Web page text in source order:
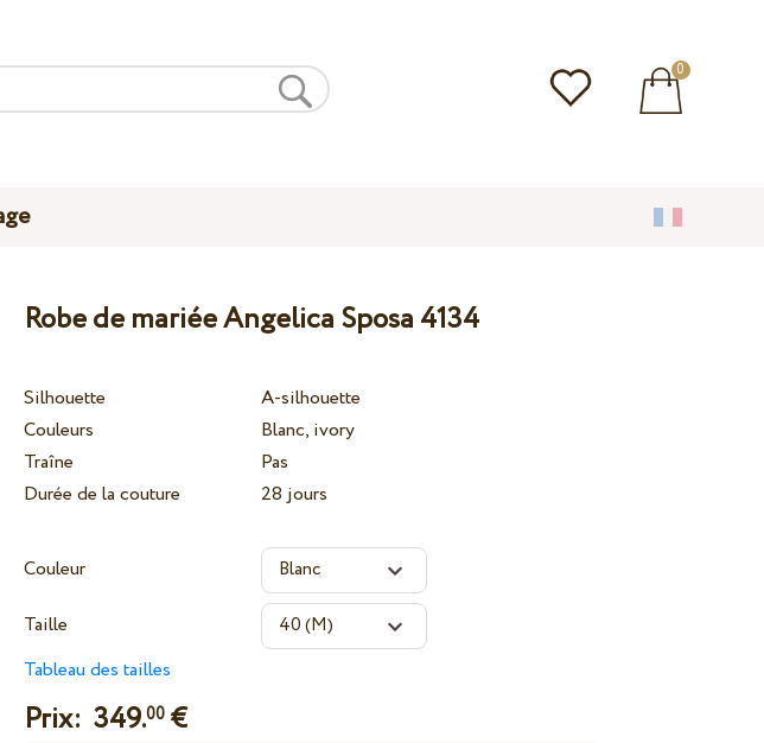
0
Robe de mariée Angelica Sposa 4134
Silhouette
A-silhouette
Couleurs
Blanc, ivory
Traîne
Pas
Durée de la couture
28 jours
Couleur
Taille
Tableau des tailles
Prix:349.00 €